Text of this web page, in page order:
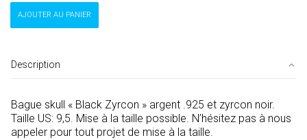
quantité
de
"Black
Zyrcon"
AJOUTER AU PANIER
Description
Bague skull « Black Zyrcon » argent .925 et zyrcon noir.
Taille US: 9,5. Mise à la taille possible. N’hésitez pas à nous
appeler pour tout projet de mise à la taille.